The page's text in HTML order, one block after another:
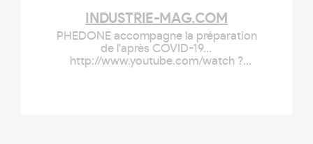
implantée partout dans le monde …
Continuer la lecture de « Phedone
recourt à l'IA pour créer de nouveaux
projets »
INDUSTRIE-MAG.COM
PHEDONE accompagne la préparation
de l'après COVID-19...
http://www.youtube.com/watch ?